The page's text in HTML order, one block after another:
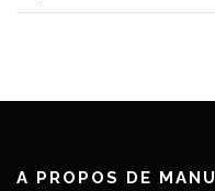
A PROPOS DE MANU